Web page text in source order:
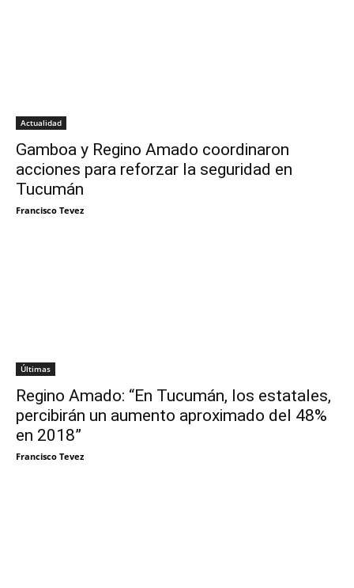
Actualidad
Gamboa y Regino Amado coordinaron
acciones para reforzar la seguridad en
Tucumán
Francisco Tevez
Últimas
Regino Amado: “En Tucumán, los estatales,
percibirán un aumento aproximado del 48%
en 2018”
Francisco Tevez